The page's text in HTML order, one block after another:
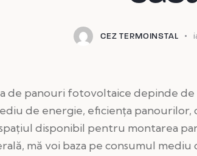
CEZ TERMOINSTAL
de panouri fotovoltaice depinde de
de energie, eficiența panourilor,
disponibil pentru montarea
mă voi baza pe consumul mediu